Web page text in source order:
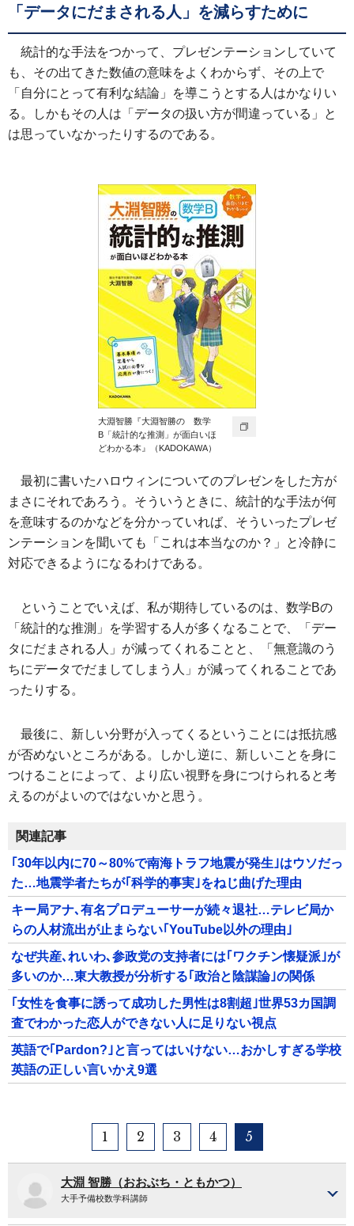
「データにだまされる人」を減らすために
統計的な手法をつかって、プレゼンテーションしていて
も、その出てきた数値の意味をよくわからず、その上で
「自分にとって有利な結論」を導こうとする人はかなりい
る。しかもその人は「データの扱い方が間違っている」と
は思っていなかったりするのである。
大淵智勝『大淵智勝の 数学
B「統計的な推測」が面白いほ
どわかる本』（KADOKAWA）
最初に書いたハロウィンについてのプレゼンをした方が
まさにそれであろう。そういうときに、統計的な手法が何
を意味するのかなどを分かっていれば、そういったプレゼ
ンテーションを聞いても「これは本当なのか？」と冷静に
対応できるようになるわけである。
ということでいえば、私が期待しているのは、数学Bの
「統計的な推測」を学習する人が多くなることで、「デー
タにだまされる人」が減ってくれることと、「無意識のう
ちにデータでだましてしまう人」が減ってくれることであ
ったりする。
最後に、新しい分野が入ってくるということには抵抗感
が否めないところがある。しかし逆に、新しいことを身に
つけることによって、より広い視野を身につけられると考
えるのがよいのではないかと思う。
関連記事
｢30年以内に70～80%で南海トラフ地震が発生｣はウソだっ
た…地震学者たちが｢科学的事実｣をねじ曲げた理由
キー局アナ､有名プロデューサーが続々退社…テレビ局か
らの人材流出が止まらない｢YouTube以外の理由｣
なぜ共産､れいわ､参政党の支持者には｢ワクチン懐疑派｣が
多いのか…東大教授が分析する｢政治と陰謀論｣の関係
｢女性を食事に誘って成功した男性は8割超｣世界53カ国調
査でわかった恋人ができない人に足りない視点
英語で｢Pardon?｣と言ってはいけない…おかしすぎる学校
英語の正しい言いかえ9選
1 2 3 4 5
大淵 智勝（おおぶち・ともかつ）
大手予備校数学科講師